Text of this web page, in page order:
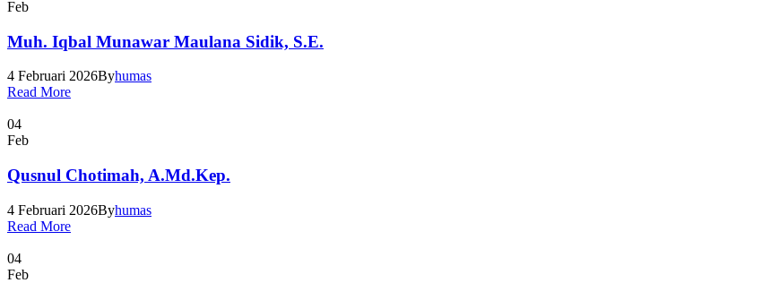
Feb
Muh. Iqbal Munawar Maulana Sidik, S.E.
4 Februari 2026Byhumas
Read More
04
Feb
Qusnul Chotimah, A.Md.Kep.
4 Februari 2026Byhumas
Read More
04
Feb